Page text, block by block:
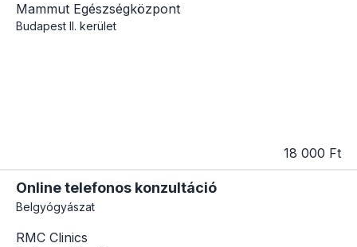
Mammut Egészségközpont
Budapest II. kerület
18 000 Ft
Online telefonos konzultáció
Belgyógyászat
RMC Clinics